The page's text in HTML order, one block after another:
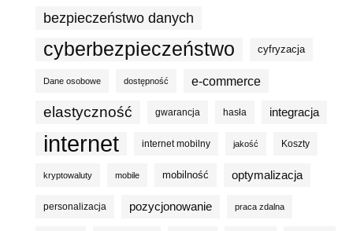
bezpieczeństwo danych
cyberbezpieczeństwo cyfryzacja
Dane osobowe dostępność e-commerce
elastyczność gwarancja hasła integracja
internet internet mobilny jakość Koszty
kryptowaluty mobile mobilność optymalizacja
personalizacja pozycjonowanie praca zdalna